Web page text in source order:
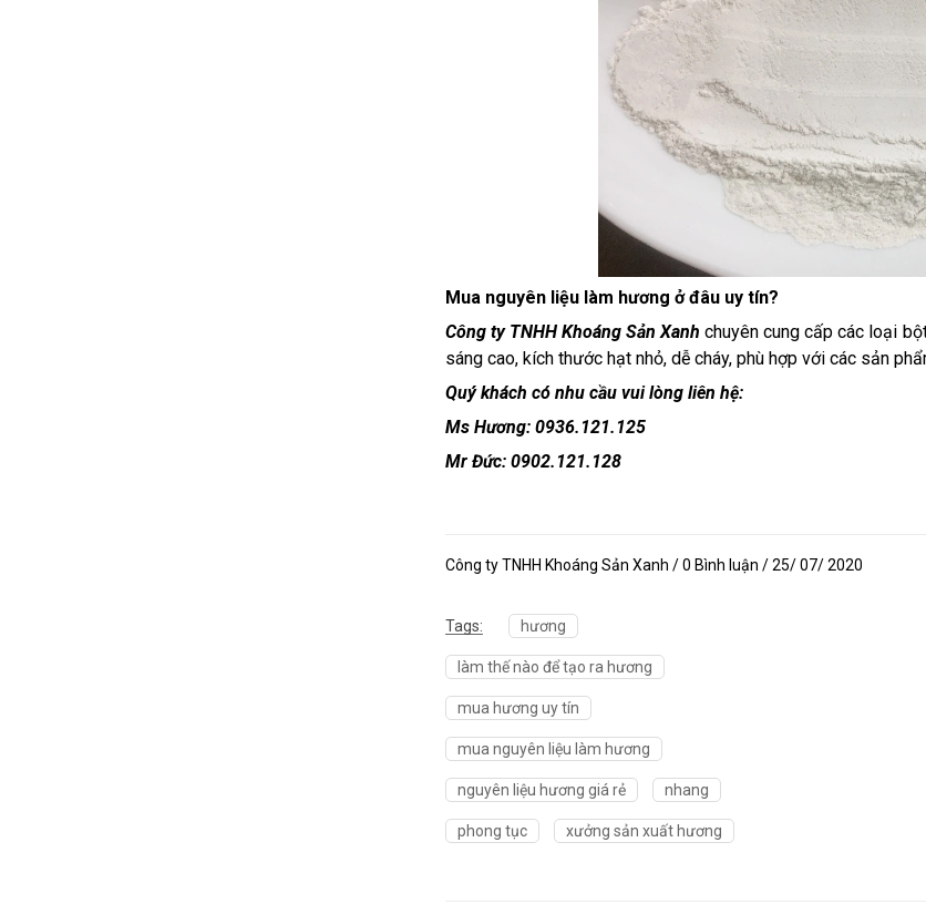
Mua nguyên liệu làm hương ở đâu uy tín?
Công ty TNHH Khoáng Sản Xanh chuyên cung cấp các loại
sáng cao, kích thước hạt nhỏ, dễ cháy, phù hợp với các sản
Quý khách có nhu cầu vui lòng liên hệ:
Ms Hương: 0936.121.125
Mr Đức: 0902.121.128
Công ty TNHH Khoáng Sản Xanh / 0 Bình luận / 25/ 07/ 2020
Tags: hương
làm thế nào để tạo ra hương
mua hương uy tín
mua nguyên liệu làm hương
nguyên liệu hương giá rẻ nhang
phong tục xưởng sản xuất hương